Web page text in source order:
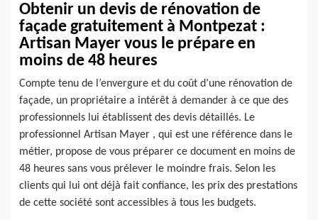
Obtenir un devis de rénovation de
façade gratuitement à Montpezat :
Artisan Mayer vous le prépare en
moins de 48 heures
Compte tenu de l’envergure et du coût d’une rénovation de
façade, un propriétaire a intérêt à demander à ce que des
professionnels lui établissent des devis détaillés. Le
professionnel Artisan Mayer , qui est une référence dans le
métier, propose de vous préparer ce document en moins de
48 heures sans vous prélever le moindre frais. Selon les
clients qui lui ont déjà fait confiance, les prix des prestations
de cette société sont accessibles à tous les budgets.